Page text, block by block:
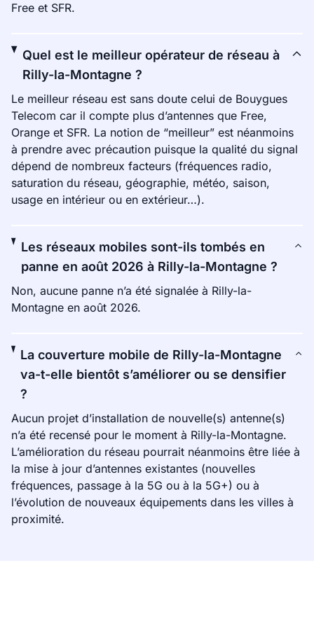
Free et SFR.
Quel est le meilleur opérateur de réseau à
Rilly-la-Montagne ?
Le meilleur réseau est sans doute celui de Bouygues
Telecom car il compte plus d’antennes que Free,
Orange et SFR. La notion de “meilleur” est néanmoins
à prendre avec précaution puisque la qualité du signal
dépend de nombreux facteurs (fréquences radio,
saturation du réseau, géographie, météo, saison,
usage en intérieur ou en extérieur…).
Les réseaux mobiles sont-ils tombés en
panne en août 2026 à Rilly-la-Montagne ?
Non, aucune panne n’a été signalée à Rilly-la-
Montagne en août 2026.
La couverture mobile de Rilly-la-Montagne
va-t-elle bientôt s’améliorer ou se densifier
?
Aucun projet d’installation de nouvelle(s) antenne(s)
n’a été recensé pour le moment à Rilly-la-Montagne.
L’amélioration du réseau pourrait néanmoins être liée à
la mise à jour d’antennes existantes (nouvelles
fréquences, passage à la 5G ou à la 5G+) ou à
l’évolution de nouveaux équipements dans les villes à
proximité.